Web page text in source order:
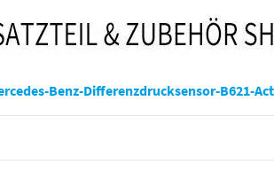
Benz-Differenzdrucksensor-B621-